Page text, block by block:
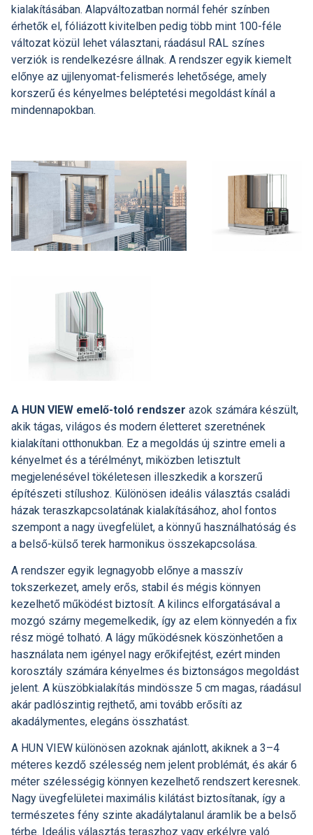
kialakításában. Alapváltozatban normál fehér színben
érhetők el, fóliázott kivitelben pedig több mint 100-féle
változat közül lehet választani, ráadásul RAL színes
verziók is rendelkezésre állnak. A rendszer egyik kiemelt
előnye az ujjlenyomat-felismerés lehetősége, amely
korszerű és kényelmes beléptetési megoldást kínál a
mindennapokban.
A HUN VIEW emelő-toló rendszer azok számára készült,
akik tágas, világos és modern életteret szeretnének
kialakítani otthonukban. Ez a megoldás új szintre emeli a
kényelmet és a térélményt, miközben letisztult
megjelenésével tökéletesen illeszkedik a korszerű
építészeti stílushoz. Különösen ideális választás családi
házak teraszkapcsolatának kialakításához, ahol fontos
szempont a nagy üvegfelület, a könnyű használhatóság és
a belső-külső terek harmonikus összekapcsolása.
A rendszer egyik legnagyobb előnye a masszív
tokszerkezet, amely erős, stabil és mégis könnyen
kezelhető működést biztosít. A kilincs elforgatásával a
mozgó szárny megemelkedik, így az elem könnyedén a fix
rész mögé tolható. A lágy működésnek köszönhetően a
használata nem igényel nagy erőkifejtést, ezért minden
korosztály számára kényelmes és biztonságos megoldást
jelent. A küszöbkialakítás mindössze 5 cm magas, ráadásul
akár padlószintig rejthető, ami tovább erősíti az
akadálymentes, elegáns összhatást.
A HUN VIEW különösen azoknak ajánlott, akiknek a 3–4
méteres kezdő szélesség nem jelent problémát, és akár 6
méter szélességig könnyen kezelhető rendszert keresnek.
Nagy üvegfelületei maximális kilátást biztosítanak, így a
természetes fény szinte akadálytalanul áramlik be a belső
térbe. Ideális választás teraszhoz vagy erkélyre való